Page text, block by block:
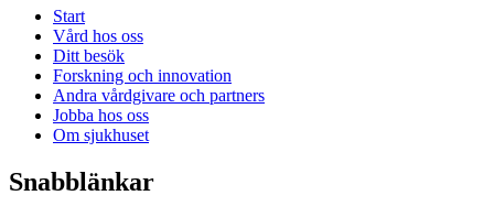
Start
Vård hos oss
Ditt besök
Forskning och innovation
Andra vårdgivare och partners
Jobba hos oss
Om sjukhuset
Snabblänkar